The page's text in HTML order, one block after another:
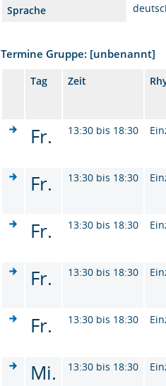
Sprache
Termine Gruppe: [unbenannt]
Tag Zeit
Fr. 13:30 bis 18:30
Fr. 13:30 bis 18:30
Fr. 13:30 bis 18:30
Fr. 13:30 bis 18:30
Fr. 13:30 bis 18:30
Mi. 13:30 bis 18:30